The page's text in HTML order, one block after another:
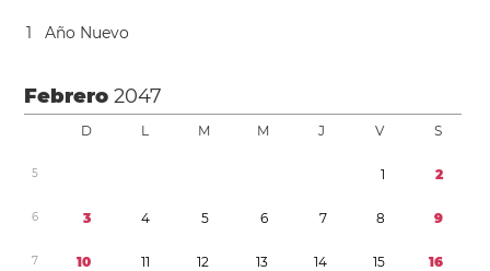
1 Año Nuevo
Febrero2047
D L M M J V S
5 1 2
6 3 4 5 6 7 8 9
7 10 11 12 13 14 15 16